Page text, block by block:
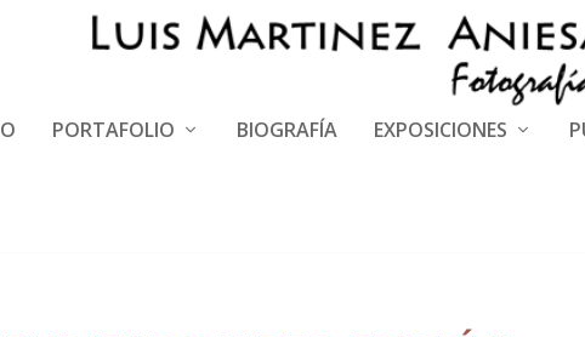
PORTAFOLIO BIOGRAFÍA EXPOSICIONES